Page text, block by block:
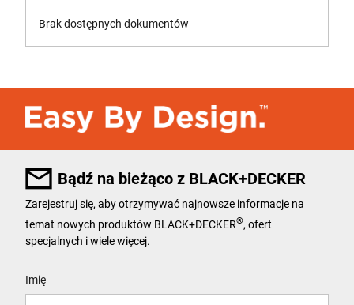
Brak dostępnych dokumentów
Bądź na bieżąco z BLACK+DECKER
Zarejestruj się, aby otrzymywać najnowsze informacje na
temat nowych produktów BLACK+DECKER® , ofert
specjalnych i wiele więcej.
Imię